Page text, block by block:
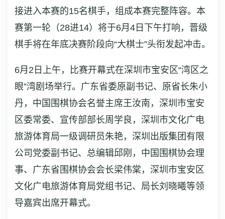
接进入本赛的15名棋手，组成本赛完整阵容。本
赛第一轮（28进14）将于6月4日下午打响，晋级
棋手将在年底决赛阶段向“大棋士”头衔发起冲击。
6月2日上午，比赛开幕式在深圳市宝安区“湾区之
眼”湾剧场举行。广东省委原副书记、原省长朱小
丹，中国围棋协会名誉主席王汝南，深圳市宝安
区委常委、宣传部部长周学良，深圳市文化广电
旅游体育局一级调研员朱艳，深圳出版集团有限
公司党委副书记、总编辑邱刚，中国围棋协会理
事、广东省围棋协会会长梁伟棠，深圳市宝安区
文化广电旅游体育局党组书记、局长刘晓曦等领
导嘉宾出席开幕式。